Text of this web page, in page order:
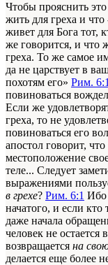
Чтобы прояснить это
жить для греха и что
живет для Бога тот,
же говорится, и что
греха. То же самое
да не царствует в
похотям его» Рим.
повиноваться
Если же
греха, то не
повиноваться его
апостол говорит,
местоположение
теле... Следует
выражениями
в грехе? Рим. 6:1 Ибо
начатого, и если кто
даже начала
человек не остается
возвращается на
делается еще более